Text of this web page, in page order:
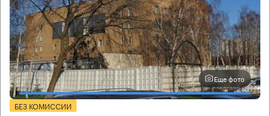
Еще фото
БЕЗ КОМИССИИ